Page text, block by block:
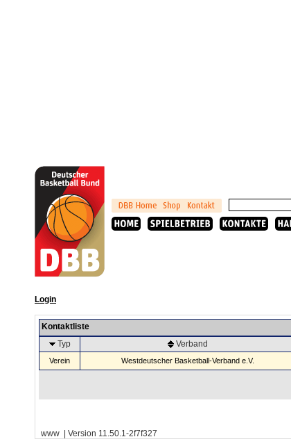
Login
Kontaktliste
Typ
Verband
Verein Westdeutscher Basketball-Verband e.V.
www | Version 11.50.1-2f7f327